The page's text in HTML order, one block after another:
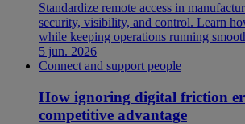
Standardize remote access in
security, visibility, and control. Learn
while keeping operations running
5 jun. 2026
Connect and support people
How ignoring digital friction
competitive advantage